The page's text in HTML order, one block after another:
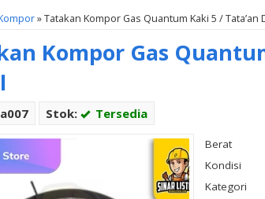
»Tatakan Kompor Gas Quantum Kaki 5 /
Kompor Gas
Stok: Tersedia
Berat
Kondisi
Kategori